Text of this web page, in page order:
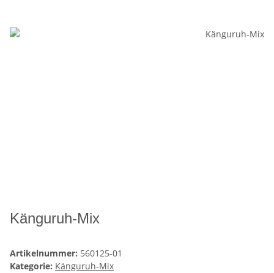
Känguruh-Mix
Artikelnummer: 560125-01
Kategorie: Känguruh-Mix